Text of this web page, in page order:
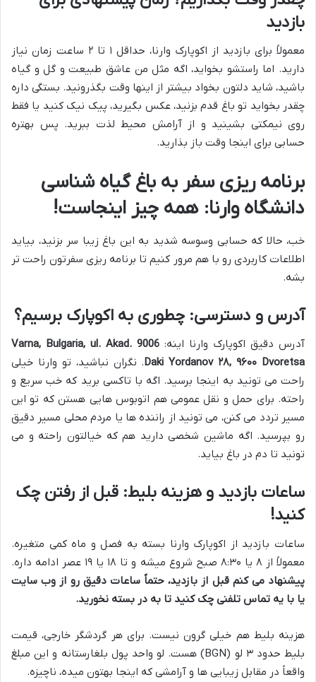
بازدید
معمولاً برای بازدید از اکوپارک وارنا، حداقل ۱ تا ۲ ساعت زمان نیاز
دارید. اما راستشو بخواید، اگه مثل من عاشق طبیعت و گل و گیاه
باشید، شاید دلتون بخواد بیشتر از اینها وقت بگذرونید. بستگی داره
چقدر بخواید تو باغ قدم بزنید، عکس بگیرید، پیک نیک کنید یا فقط
روی نیمکتی بشینید و از آرامش محیط لذت ببرید. پس بهتره
حسابی برای اینجا وقت باز بذارید.
برنامه ریزی سفر به باغ گیاه شناسی
دانشگاه وارنا: همه چیز اینجاست!
خب، حالا که حسابی وسوسه شدید به این باغ زیبا سر بزنید، بیاید
اطلاعات کاربردی رو با هم مرور کنیم تا برنامه ریزی سفرتون راحت تر
بشه.
آدرس و دسترسی: چطوری به اکوپارک برسیم؟
آدرس دقیق اکوپارک وارنا اینه:
9006 Varna, Bulgaria, ul. Akad.
Daki Yordanov ۲۸, ۹۶۰۰ Dvoretsa. نگران نباشید، تو وارنا خیلی
راحت می تونید به اینجا برسید. اگه با تاکسی برید که خب سریع و
راحته. برای حمل و نقل عمومی هم اتوبوس هایی هستن که تو این
مسیر تردد می کنن، می تونید از راننده ها یا مردم محلی مسیر دقیق
رو بپرسید. اگه ماشین شخصی دارید هم که خیالتون راحته و می
تونید تا دم در باغ بیاید.
ساعات بازدید و هزینه بلیط: قبل از رفتن چک
کنید!
ساعات بازدید از اکوپارک وارنا بسته به فصل و ماه کمی متغیره.
معمولاً از ۸ یا ۸:۳۰ صبح شروع میشه و تا ۱۸ یا ۱۹ عصر ادامه داره.
پیشنهاد می کنم قبل از بازدید، حتماً ساعات دقیق رو از وب سایت
یا با یه تماس تلفنی چک کنید تا به در بسته نخورید.
هزینه بلیط هم خیلی گرون نیست. برای هر گردشگر خارجی، قیمت
بلیط حدود ۳ لو (BGN) هست. لو واحد پول بلغارستانه و این مبلغ
واقعاً در مقابل زیبایی ها و آرامشی که اینجا بهتون میده، ناچیزه.